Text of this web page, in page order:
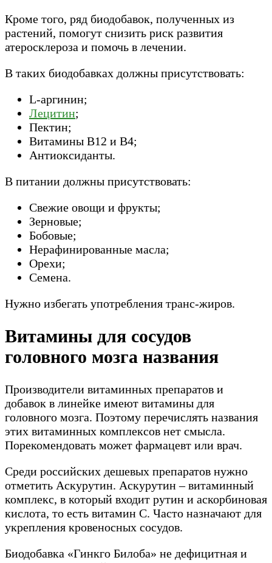
Кроме того, ряд биодобавок, полученных из
растений, помогут снизить риск развития
атеросклероза и помочь в лечении.
В таких биодобавках должны присутствовать:
L-аргинин;
Лецитин;
Пектин;
Витамины В12 и В4;
Антиоксиданты.
В питании должны присутствовать:
Свежие овощи и фрукты;
Зерновые;
Бобовые;
Нерафинированные масла;
Орехи;
Семена.
Нужно избегать употребления транс-жиров.
Витамины для сосудов
головного мозга названия
Производители витаминных препаратов и
добавок в линейке имеют витамины для
головного мозга. Поэтому перечислять названия
этих витаминных комплексов нет смысла.
Порекомендовать может фармацевт или врач.
Среди российских дешевых препаратов нужно
отметить Аскурутин. Аскурутин – витаминный
комплекс, в который входит рутин и аскорбиновая
кислота, то есть витамин С. Часто назначают для
укрепления кровеносных сосудов.
Биодобавка «Гинкго Билоба» не дефицитная и